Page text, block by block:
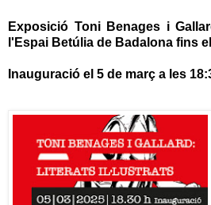
Exposició Toni Benages i
l'Espai Betúlia de Badalona fins
Inauguració el 5 de març a les